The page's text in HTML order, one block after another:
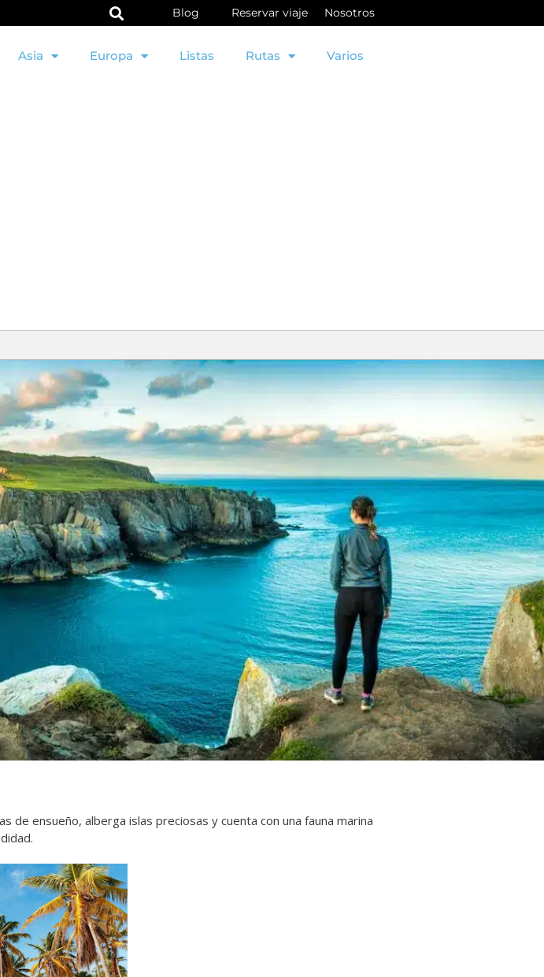
Blog Reservar viaje Nosotros
Asia Europa Listas Rutas Varios
de ensueño, alberga islas preciosas y cuenta con una fauna marina